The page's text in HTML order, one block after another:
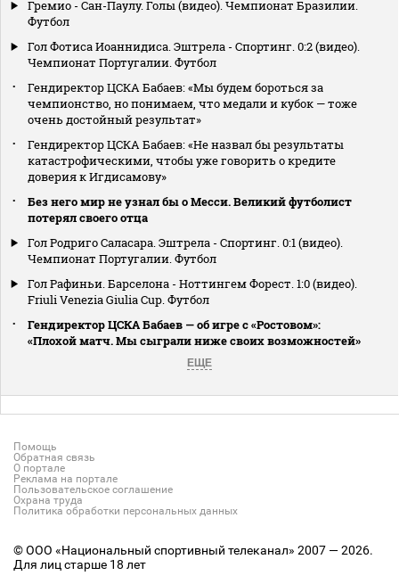
Гремио - Сан-Паулу. Голы (видео). Чемпионат Бразилии.
Футбол
Гол Фотиса Иоаннидиса. Эштрела - Спортинг. 0:2 (видео).
Чемпионат Португалии. Футбол
Гендиректор ЦСКА Бабаев: «Мы будем бороться за
чемпионство, но понимаем, что медали и кубок — тоже
очень достойный результат»
Гендиректор ЦСКА Бабаев: «Не назвал бы результаты
катастрофическими, чтобы уже говорить о кредите
доверия к Игдисамову»
Без него мир не узнал бы о Месси. Великий футболист
потерял своего отца
Гол Родриго Саласара. Эштрела - Спортинг. 0:1 (видео).
Чемпионат Португалии. Футбол
Гол Рафиньи. Барселона - Ноттингем Форест. 1:0 (видео).
Friuli Venezia Giulia Cup. Футбол
Гендиректор ЦСКА Бабаев — об игре с «Ростовом»:
«Плохой матч. Мы сыграли ниже своих возможностей»
ЕЩЕ
Помощь
Обратная связь
О портале
Реклама на портале
Пользовательское соглашение
Охрана труда
Политика обработки персональных данных
© ООО «Национальный спортивный телеканал» 2007 — 2026.
Для лиц старше 18 лет